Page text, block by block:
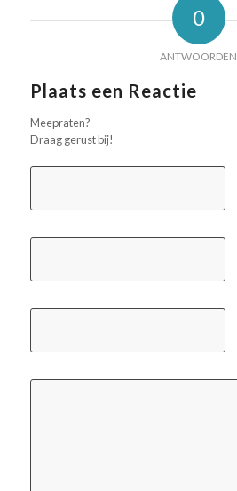
0
ANTWOORDEN
Plaats een Reactie
Meepraten?
Draag gerust bij!